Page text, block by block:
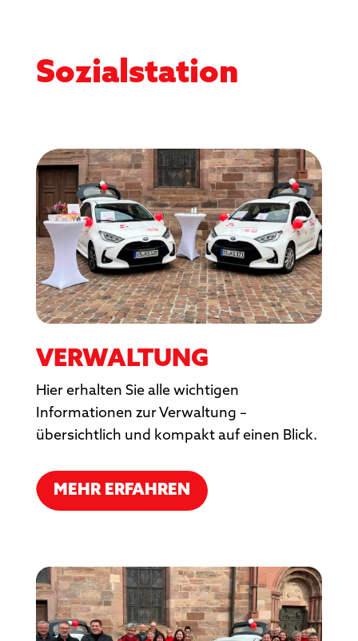
Sozialstation
VERWALTUNG
Hier erhalten Sie alle wichtigen
Informationen zur Verwaltung –
übersichtlich und kompakt auf einen Blick.
MEHR ERFAHREN